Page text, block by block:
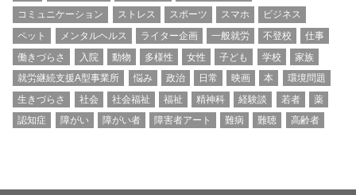
コミュニケーション
ストレス スポーツ スマホ
ビジネス
ペット
メンタルヘルス ライター企画 一般就労 不登校
仕事
働きづらさ
入院 動物 多様性 女性 子ども 学校
家族
就労継続支援A型事業所
悩み 政治 日常 映画 本
環境問題
生きづらさ
社会 社会福祉 福祉 精神科 経験談 若者
薬
認知症
障がい 障がい者 障害者アート 難病 難聴 高齢者